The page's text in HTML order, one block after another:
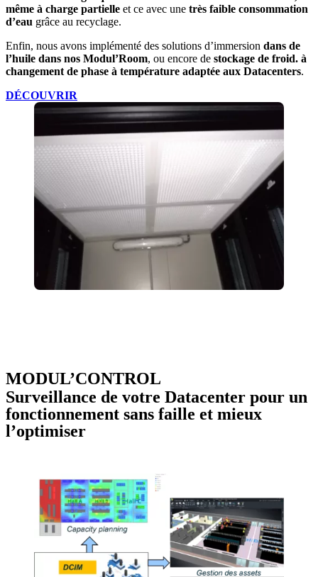
même à charge partielle et ce avec une très faible consommation
d’eau grâce au recyclage.
Enfin, nous avons implémenté des solutions d’immersion dans de
l’huile dans nos Modul’Room, ou encore de stockage de froid. à
changement de phase à température adaptée aux Datacenters.
DÉCOUVRIR
MODUL’CONTROL
Surveillance de votre Datacenter pour un
fonctionnement sans faille et mieux
l’optimiser